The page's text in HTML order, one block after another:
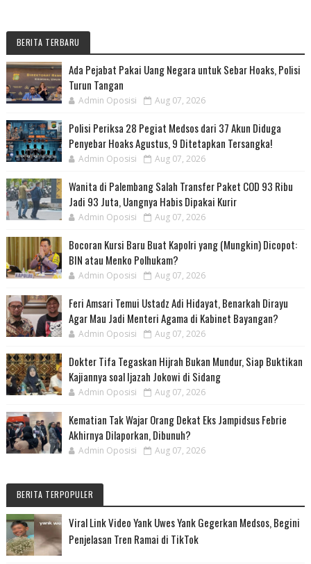
BERITA TERBARU
Ada Pejabat Pakai Uang Negara untuk Sebar Hoaks, Polisi
Turun Tangan
Admin Oposisi Aug 07, 2026
Polisi Periksa 28 Pegiat Medsos dari 37 Akun Diduga
Penyebar Hoaks Agustus, 9 Ditetapkan Tersangka!
Admin Oposisi Aug 07, 2026
Wanita di Palembang Salah Transfer Paket COD 93 Ribu
Jadi 93 Juta, Uangnya Habis Dipakai Kurir
Admin Oposisi Aug 07, 2026
Bocoran Kursi Baru Buat Kapolri yang (Mungkin) Dicopot:
BIN atau Menko Polhukam?
Admin Oposisi Aug 07, 2026
Feri Amsari Temui Ustadz Adi Hidayat, Benarkah Dirayu
Agar Mau Jadi Menteri Agama di Kabinet Bayangan?
Admin Oposisi Aug 07, 2026
Dokter Tifa Tegaskan Hijrah Bukan Mundur, Siap Buktikan
Kajiannya soal Ijazah Jokowi di Sidang
Admin Oposisi Aug 07, 2026
Kematian Tak Wajar Orang Dekat Eks Jampidsus Febrie
Akhirnya Dilaporkan, Dibunuh?
Admin Oposisi Aug 07, 2026
BERITA TERPOPULER
Viral Link Video Yank Uwes Yank Gegerkan Medsos, Begini
Penjelasan Tren Ramai di TikTok